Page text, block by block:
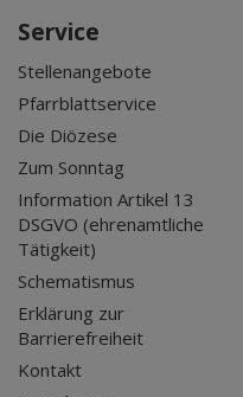
Service
Stellenangebote
Pfarrblattservice
Die Diözese
Zum Sonntag
Information Artikel 13
DSGVO (ehrenamtliche
Tätigkeit)
Schematismus
Erklärung zur
Barrierefreiheit
Kontakt